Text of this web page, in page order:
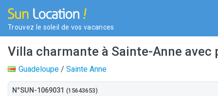
Trouvez le soleil de vos vacances
Villa charmante à Sainte-Anne avec
Guadeloupe / Sainte Anne
N°SUN-1069031 (15643653)